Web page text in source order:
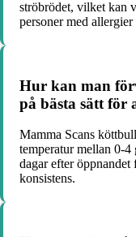
ströbrödet, vilket kan
personer med allergier
Hur kan man
på bästa sätt för
Mamma Scans
temperatur mellan 0-
dagar efter öppnandet
konsistens.